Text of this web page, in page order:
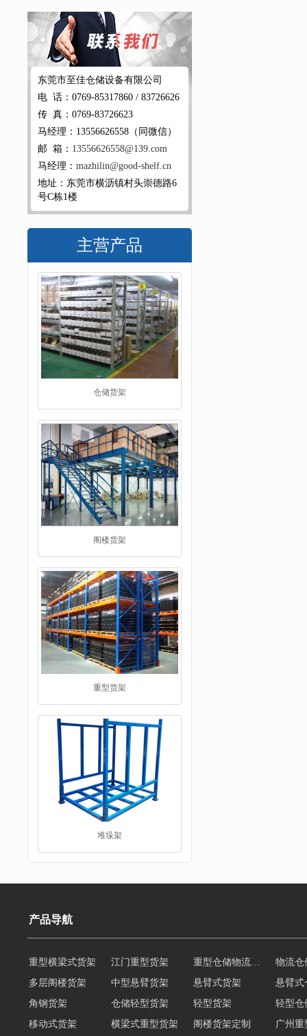
东莞市至佳仓储设备有限公司
电 话：0769-85317860 / 83726626
传 真：0769-83726623
马经理：13556626558（同微信）
邮 箱： 13556626558@139.com
马经理： mazhilin@good-shelf.cn
地址：东莞市横沥镇村头崇德路6
号C栋1楼
主营产品
仓储货架
阁楼货架
重型货架
堆垛架
工字钢平台
产品导航
重型横梁式货架 江门重型货架 重型仓储物流货架
物流仓
多层阁楼货架
中型悬臂货架 悬臂式货架
悬臂式
角钢货架
仓储轻型货架 轻型货架
轻型仓
移动式货架
横梁式重型货架 阁楼货架定制 广州重